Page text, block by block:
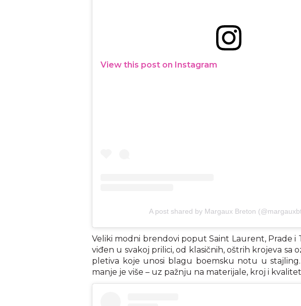
View this post on Instagram
A post shared by Margaux Breton
Veliki modni brendovi poput Saint Laurent, Prade i
viđen u svakoj prilici, od klasičnih, oštrih krojeva sa
pletiva koje unosi blagu boemsku notu u
manje je više – uz pažnju na materijale, kroj i